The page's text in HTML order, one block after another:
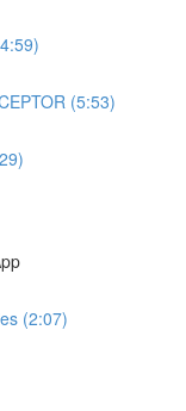
(5:53)
(2:07)